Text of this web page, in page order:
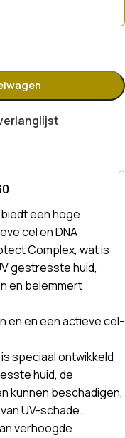
een hoge
cel en DNA
Complex, wat is
gestresste huid,
en belemmert
en en een actieve cel-
speciaal ontwikkeld
huid, de
kunnen beschadigen,
UV-schade.
verhoogde